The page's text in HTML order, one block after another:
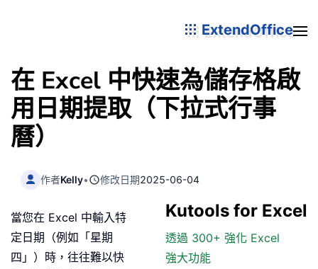
ExtendOffice
在 Excel 中快速為儲存格啟
用日期提取（下拉式行事
曆）
作者Kelly• 修改日期2025-06-04
Kutools for Excel
透過 300+ 強化 Excel
強大功能
當您在 Excel 中輸入特
定日期（例如「星期
四」）時，往往難以快